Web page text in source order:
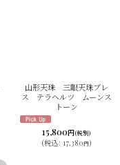
山形天珠 三眼天珠ブレ
ス テラヘルツ ムーンス
トーン
15,800円(税別)
(税込: 17,380円)